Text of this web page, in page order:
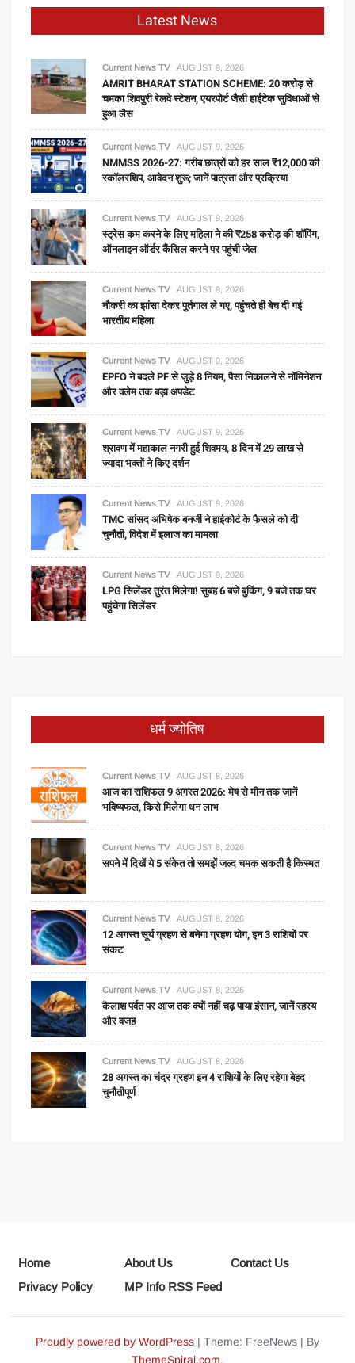
Latest News
Current News TV AUGUST 9, 2026
AMRIT BHARAT STATION SCHEME: 20 करोड़ से
चमका शिवपुरी रेलवे स्टेशन, एयरपोर्ट जैसी हाईटेक सुविधाओं से
हुआ लैस
Current News TV AUGUST 9, 2026
NMMSS 2026-27: गरीब छात्रों को हर साल ₹12,000 की
स्कॉलरशिप, आवेदन शुरू; जानें पात्रता और प्रक्रिया
Current News TV AUGUST 9, 2026
स्ट्रेस कम करने के लिए महिला ने की ₹258 करोड़ की शॉपिंग,
ऑनलाइन ऑर्डर कैंसिल करने पर पहुंची जेल
Current News TV AUGUST 9, 2026
नौकरी का झांसा देकर पुर्तगाल ले गए, पहुंचते ही बेच दी गई
भारतीय महिला
Current News TV AUGUST 9, 2026
EPFO ने बदले PF से जुड़े 8 नियम, पैसा निकालने से नॉमिनेशन
और क्लेम तक बड़ा अपडेट
Current News TV AUGUST 9, 2026
श्रावण में महाकाल नगरी हुई शिवमय, 8 दिन में 29 लाख से
ज्यादा भक्तों ने किए दर्शन
Current News TV AUGUST 9, 2026
TMC सांसद अभिषेक बनर्जी ने हाईकोर्ट के फैसले को दी
चुनौती, विदेश में इलाज का मामला
Current News TV AUGUST 9, 2026
LPG सिलेंडर तुरंत मिलेगा! सुबह 6 बजे बुकिंग, 9 बजे तक घर
पहुंचेगा सिलेंडर
धर्म ज्योतिष
Current News TV AUGUST 8, 2026
आज का राशिफल 9 अगस्त 2026: मेष से मीन तक जानें
भविष्यफल, किसे मिलेगा धन लाभ
Current News TV AUGUST 8, 2026
सपने में दिखें ये 5 संकेत तो समझें जल्द चमक सकती है किस्मत
Current News TV AUGUST 8, 2026
12 अगस्त सूर्य ग्रहण से बनेगा ग्रहण योग, इन 3 राशियों पर
संकट
Current News TV AUGUST 8, 2026
कैलाश पर्वत पर आज तक क्यों नहीं चढ़ पाया इंसान, जानें रहस्य
और वजह
Current News TV AUGUST 8, 2026
28 अगस्त का चंद्र ग्रहण इन 4 राशियों के लिए रहेगा बेहद
चुनौतीपूर्ण
Home About Us
Contact Us
Privacy Policy
MP Info RSS Feed
Proudly powered by WordPress | Theme: FreeNews | By
ThemeSpiral.com.